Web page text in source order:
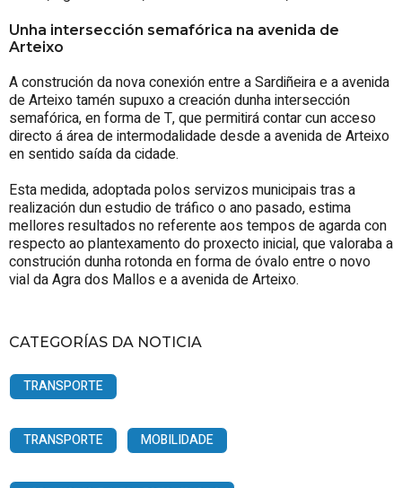
Unha intersección semafórica na avenida de
Arteixo
A construción da nova conexión entre a Sardiñeira e a avenida
de Arteixo tamén supuxo a creación dunha intersección
semafórica, en forma de T, que permitirá contar cun acceso
directo á área de intermodalidade desde a avenida de Arteixo
en sentido saída da cidade.
Esta medida, adoptada polos servizos municipais tras a
realización dun estudio de tráfico o ano pasado, estima
mellores resultados no referente aos tempos de agarda con
respecto ao plantexamento do proxecto inicial, que valoraba a
construción dunha rotonda en forma de óvalo entre o novo
vial da Agra dos Mallos e a avenida de Arteixo.
CATEGORÍAS DA NOTICIA
TRANSPORTE
TRANSPORTE MOBILIDADE